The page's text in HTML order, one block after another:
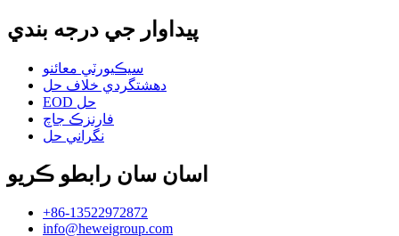
پيداوار جي درجه بندي
سيڪيورٽي معائنو
دهشتگردي خلاف حل
EOD حل
فارنزڪ جاچ
نگراني حل
اسان سان رابطو ڪريو
+86-13522972872
info@heweigroup.com